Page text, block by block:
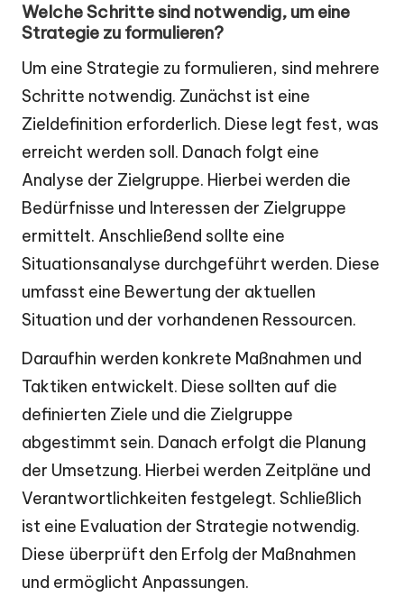
Welche Schritte sind notwendig, um eine
Strategie zu formulieren?
Um eine Strategie zu formulieren, sind mehrere
Schritte notwendig. Zunächst ist eine
Zieldefinition erforderlich. Diese legt fest, was
erreicht werden soll. Danach folgt eine
Analyse der Zielgruppe. Hierbei werden die
Bedürfnisse und Interessen der Zielgruppe
ermittelt. Anschließend sollte eine
Situationsanalyse durchgeführt werden. Diese
umfasst eine Bewertung der aktuellen
Situation und der vorhandenen Ressourcen.
Daraufhin werden konkrete Maßnahmen und
Taktiken entwickelt. Diese sollten auf die
definierten Ziele und die Zielgruppe
abgestimmt sein. Danach erfolgt die Planung
der Umsetzung. Hierbei werden Zeitpläne und
Verantwortlichkeiten festgelegt. Schließlich
ist eine Evaluation der Strategie notwendig.
Diese überprüft den Erfolg der Maßnahmen
und ermöglicht Anpassungen.